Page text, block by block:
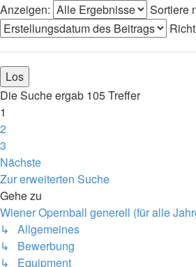
Anzeigen:
Sortiere
Die Suche ergab 105 Treffer
1
2
3
Nächste
Zur erweiterten Suche
Gehe zu
Wiener Opernball generell (für alle
↳ Allgemeines
↳ Bewerbung
↳ Equipment